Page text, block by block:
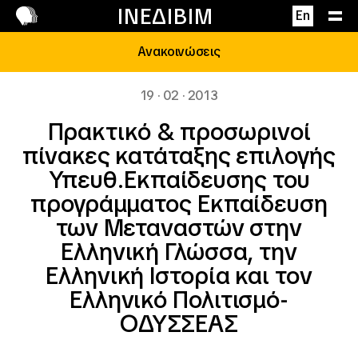
ΙΝΕΔΙΒΙΜ En
Επικοινωνία
Ανακοινώσεις
19 · 02 · 2013
Πρακτικό & προσωρινοί
πίνακες κατάταξης επιλογής
Υπευθ.Εκπαίδευσης του
προγράμματος Εκπαίδευση
των Μεταναστών στην
Ελληνική Γλώσσα, την
Ελληνική Ιστορία και τον
Ελληνικό Πολιτισμό-
ΟΔΥΣΣΕΑΣ